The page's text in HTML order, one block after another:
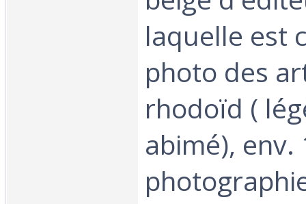
laquelle est
photo des
rhodoïd (
abimé), env.